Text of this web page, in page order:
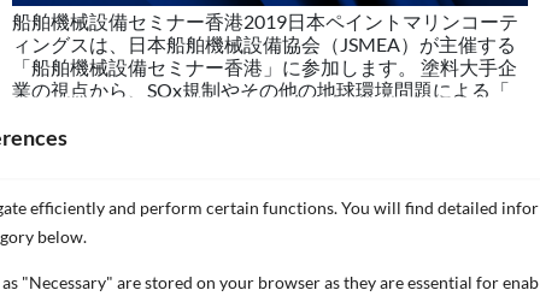
efficiently and perform certain functions. You will find detailed
below.
"Necessary" are stored on your browser as they are essential for
船舶機械設備セミナー香港2019日本ペイントマリンコーテ
ィングスは、日本船舶機械設備協会（JSMEA）が主催する
「船舶機械設備セミナー香港」に参加します。 塗料大手企
業の視点から、SOx規制やその他の地球環境問題による「
イノベーション